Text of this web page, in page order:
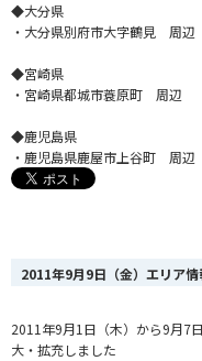
◆大分県
・大分県別府市大字鶴見 周辺
◆宮崎県
・宮崎県都城市蓑原町 周辺
◆鹿児島県
・鹿児島県鹿屋市上谷町 周辺
2011年9月9日（金）エリア情
2011年9月1日（木）から9月7
大・拡充しました